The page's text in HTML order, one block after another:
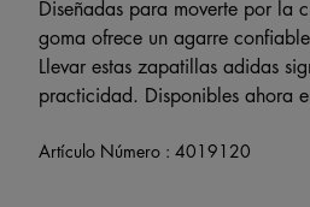
Diseñadas para moverte por la
goma ofrece un agarre
Llevar estas zapatillas adidas
practicidad. Disponibles ahora
Artículo Número : 4019120